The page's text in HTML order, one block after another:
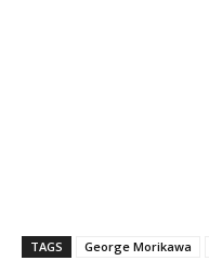
TAGS George Morikawa